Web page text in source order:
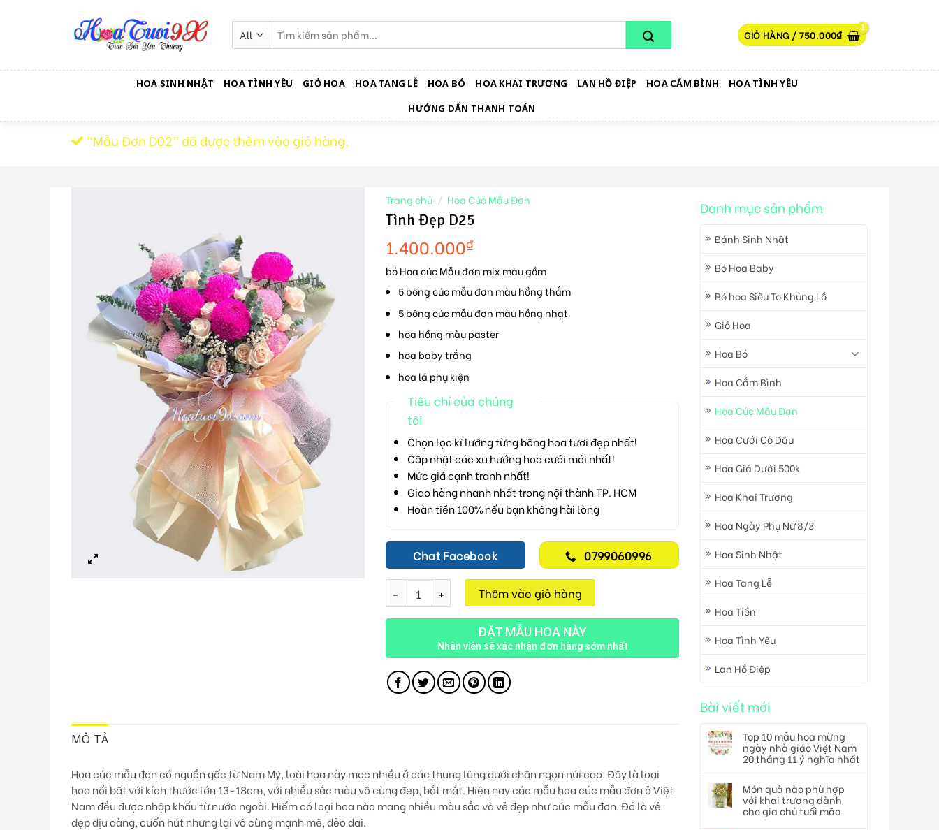
kiếm:
GIỎ HÀNG / 750.000₫
HOA SINH NHẬT HOA TÌNH YÊU GIỎ HOA HOA TANG LỄ HOA BÓ HOA KHAI TRƯƠNG LAN HỒ ĐIỆP HOA CẮM BÌNH
HOA TÌNH YÊU
HƯỚNG DẪN THANH TOÁN
“Mẫu Đơn D02” đã được thêm vào giỏ hàng.
Danh mục sản phẩm
Bánh Sinh Nhật
Bó Hoa Baby
Bó hoa Siêu To Khủng Lồ
Giỏ Hoa
Hoa Bó
Hoa Cắm Bình
Hoa Cúc Mẫu Đơn
Hoa Cưới Cô Dâu
Hoa Giá Dưới 500k
Hoa Khai Trương
Hoa Ngày Phụ Nữ 8/3
Hoa Sinh Nhật
Hoa Tang Lễ
Hoa Tiền
Hoa Tình Yêu
Lan Hồ Điệp
Bài viết mới
Top 10 mẫu hoa mừng
ngày nhà giáo Việt Nam
20 tháng 11 ý nghĩa nhất
Món quà nào phù hợp
với khai trương dành
cho gia chủ tuổi mão
Trang chủ / Hoa Cúc Mẫu Đơn
Tình Đẹp D25
1.400.000₫
bó Hoa cúc Mẫu đơn mix màu gồm
5 bông cúc mẫu đơn màu hồng thắm
5 bông cúc mẫu đơn màu hồng nhạt
hoa hồng màu paster
hoa baby trắng
hoa lá phụ kiện
Tiêu chí của chúng
tôi
Chọn lọc kĩ lưỡng từng bông hoa tươi đẹp nhất!
Cập nhật các xu hướng hoa cưới mới nhất!
Mức giá cạnh tranh nhất!
Giao hàng nhanh nhất trong nội thành TP. HCM
Hoàn tiền 100% nếu bạn không hài lòng
Chat Facebook 0799060996
Tình Đẹp D25 số lượngThêm vào giỏ hàng
ĐẶT MẪU HOA NÀY
Nhân viên sẽ xác nhận đơn hàng sớm nhất
MÔ TẢ
Hoa cúc mẫu đơn có nguồn gốc từ Nam Mỹ, loài hoa này mọc nhiều ở các thung lũng dưới chân ngọn núi cao. Đây là loại
hoa nổi bật với kích thước lớn 13-18cm, với nhiều sắc màu vô cùng đẹp, bắt mắt. Hiện nay các mẫu hoa cúc mẫu đơn ở Việt
Nam đều được nhập khẩu từ nước ngoài. Hiếm có loại hoa nào mang nhiều màu sắc và vẻ đẹp như cúc mẫu đơn. Đó là vẻ
đẹp dịu dàng, cuốn hút nhưng lại vô cùng mạnh mẽ, dẻo dai.